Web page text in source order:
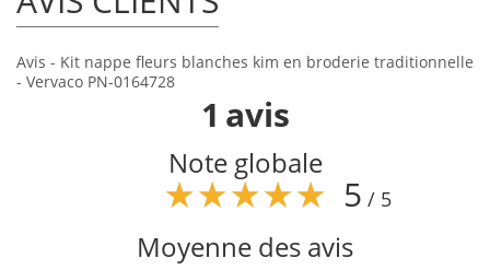
Avis - Kit nappe fleurs blanches kim en broderie traditionnelle
- Vervaco PN-0164728
1 avis
Note globale
5 / 5
Moyenne des avis